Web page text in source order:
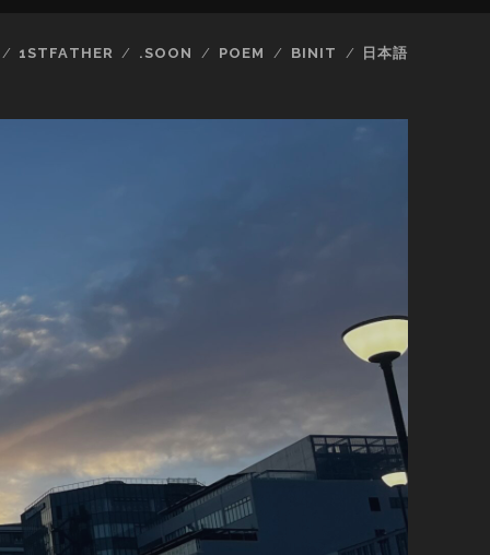
1STFATHER .SOON POEM BINIT 日本語